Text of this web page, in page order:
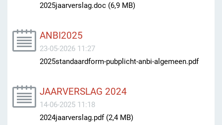
2025jaarverslag.doc (6,9 MB)
ANBI2025
23-05-2026 11:27
2025standaardform-pubplicht-anbi-algemeen.pdf
JAARVERSLAG 2024
14-06-2025 11:18
2024jaarverslag.pdf (2,4 MB)